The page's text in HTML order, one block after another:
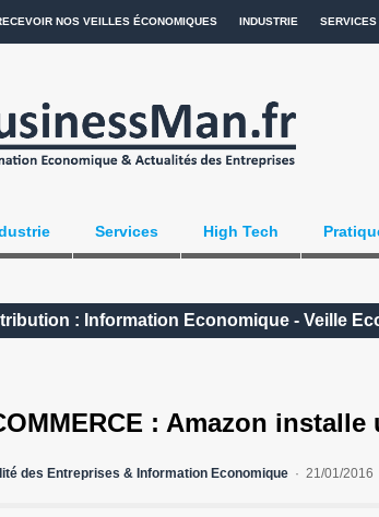
NOS VEILLES ÉCONOMIQUES INDUSTRIE SERVICES
Services High Tech
: Information Economique - Veille
: Amazon
des Entreprises & Information Economique 21/01/2016